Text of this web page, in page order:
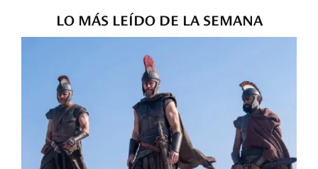
LO MÁS LEÍDO DE LA SEMANA